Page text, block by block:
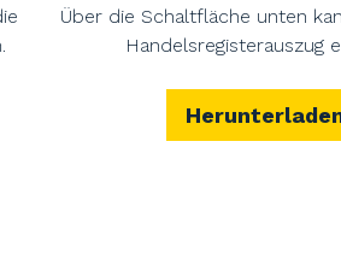
Über die Schaltfläche unten
Handelsregisterauszug